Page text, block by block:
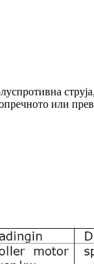
или